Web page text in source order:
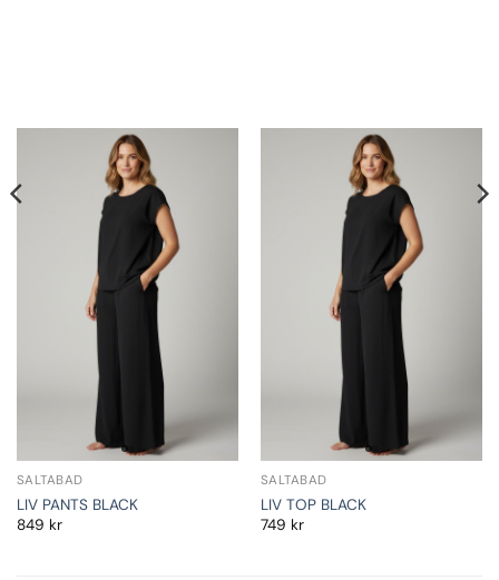
SALTABAD
LIV PANTS BLACK
849 kr
SALTABAD
LIV TOP BLACK
749 kr